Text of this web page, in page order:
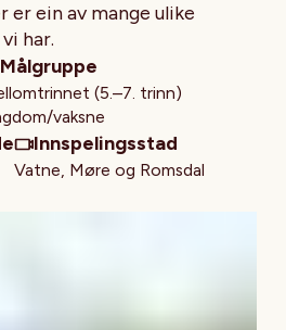
er ein av mange ulike
har.
Målgruppe
(5.–7. trinn)
vaksne
Innspelingsstad
Vatne, Møre og Romsdal